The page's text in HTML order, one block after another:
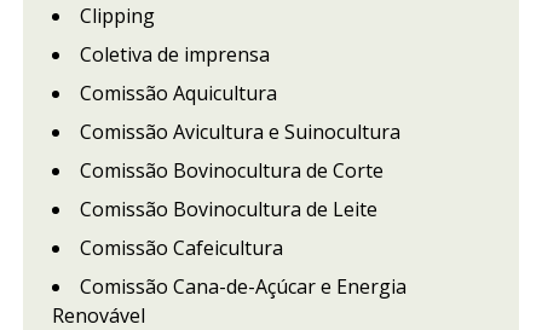
Clipping
Coletiva de imprensa
Comissão Aquicultura
Comissão Avicultura e Suinocultura
Comissão Bovinocultura de Corte
Comissão Bovinocultura de Leite
Comissão Cafeicultura
Comissão Cana-de-Açúcar e Energia
Renovável